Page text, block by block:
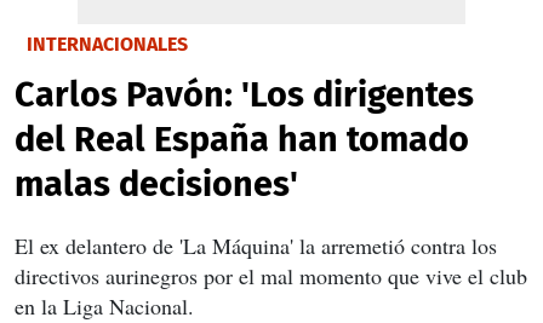
INTERNACIONALES
Carlos Pavón: 'Los dirigentes
del Real España han tomado
malas decisiones'
El ex delantero de 'La Máquina' la arremetió contra los
directivos aurinegros por el mal momento que vive el club
en la Liga Nacional.